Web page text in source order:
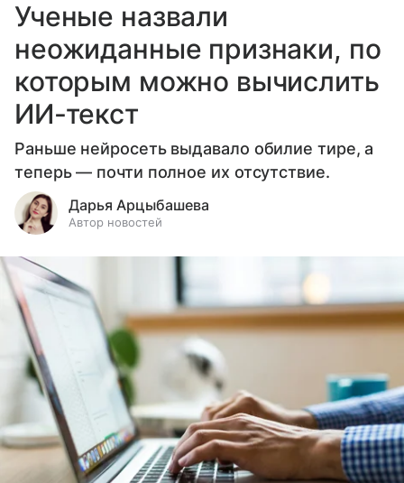
Ученые назвали
неожиданные признаки, по
которым можно вычислить
ИИ-текст
Раньше нейросеть выдавало обилие тире, а
теперь — почти полное их отсутствие.
Дарья Арцыбашева
Автор новостей